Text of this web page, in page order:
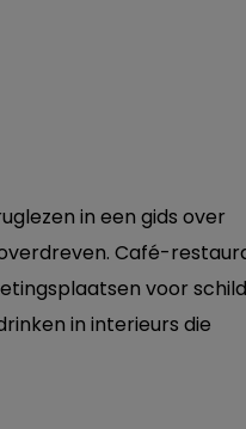
in een gids over
Café-
voor
in interieurs die